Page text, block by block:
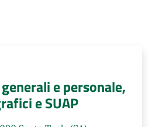
e personale,
e SUAP